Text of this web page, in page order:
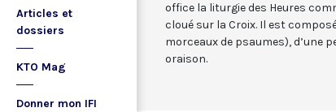
Articles et
dossiers
KTO Mag
Donner mon IFI
office la liturgie des Heures
cloué sur la Croix. Il est
morceaux de psaumes), d’une
oraison.